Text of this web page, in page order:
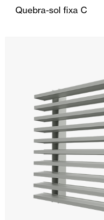
Quebra-sol fixa C